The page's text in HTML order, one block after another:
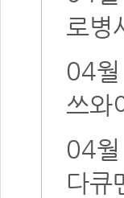
로병
04
쓰와
04
다큐